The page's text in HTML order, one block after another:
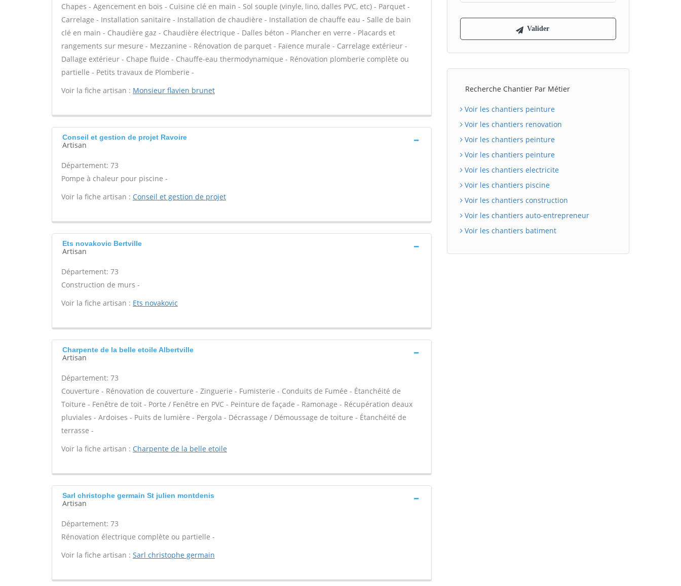
Chapes - Agencement en bois - Cuisine clé en main - Sol souple (vinyle, lino, dalles PVC, etc) - Parquet -
Carrelage - Installation sanitaire - Installation de chaudière - Installation de chauffe eau - Salle de bain
clé en main - Chaudière gaz - Chaudière électrique - Dalles béton - Plancher en verre - Placards et
rangements sur mesure - Mezzanine - Rénovation de parquet - Faïence murale - Carrelage extérieur -
Dallage extérieur - Chape fluide - Chauffe-eau thermodynamique - Rénovation plomberie complète ou
partielle - Petits travaux de Plomberie -
Voir la fiche artisan : Monsieur flavien brunet
Conseil et gestion de projet Ravoire
Artisan
Département: 73
Pompe à chaleur pour piscine -
Voir la fiche artisan : Conseil et gestion de projet
Ets novakovic Bertville
Artisan
Département: 73
Construction de murs -
Voir la fiche artisan : Ets novakovic
Charpente de la belle etoile Albertville
Artisan
Département: 73
Couverture - Rénovation de couverture - Zinguerie - Fumisterie - Conduits de Fumée - Étanchéité de
Toiture - Fenêtre de toit - Porte / Fenêtre en PVC - Peinture de façade - Ramonage - Récupération deaux
pluviales - Ardoises - Puits de lumière - Pergola - Décrassage / Démoussage de toiture - Étanchéité de
terrasse -
Voir la fiche artisan : Charpente de la belle etoile
Sarl christophe germain St julien montdenis
Artisan
Département: 73
Rénovation électrique complète ou partielle -
Voir la fiche artisan : Sarl christophe germain
Recherche Chantier Par Métier
Voir les chantiers peinture
Voir les chantiers renovation
Voir les chantiers peinture
Voir les chantiers peinture
Voir les chantiers electricite
Voir les chantiers piscine
Voir les chantiers construction
Voir les chantiers auto-entrepreneur
Voir les chantiers batiment